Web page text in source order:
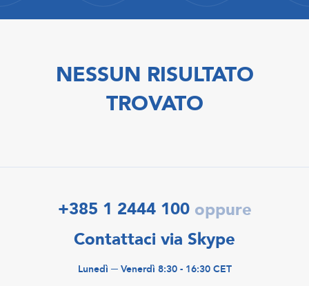
NESSUN RISULTATO
TROVATO
+385 1 2444 100 oppure
Contattaci via Skype
Lunedì ─ Venerdì 8:30 - 16:30 CET